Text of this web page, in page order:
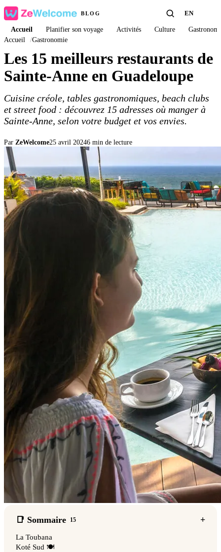
BLOG EN
Accueil Planifier son voyage Activités Culture
Accueil
/Gastronomie
Les 15 meilleurs restaurants de
Sainte-Anne en Guadeloupe
Cuisine créole, tables gastronomiques, beach clubs
et street food : découvrez 15 adresses où manger à
Sainte-Anne, selon votre budget et vos envies.
Par ZeWelcome25 avril 20246 min de lecture
📑 Sommaire 15
La Toubana
Koté Sud 🍽️